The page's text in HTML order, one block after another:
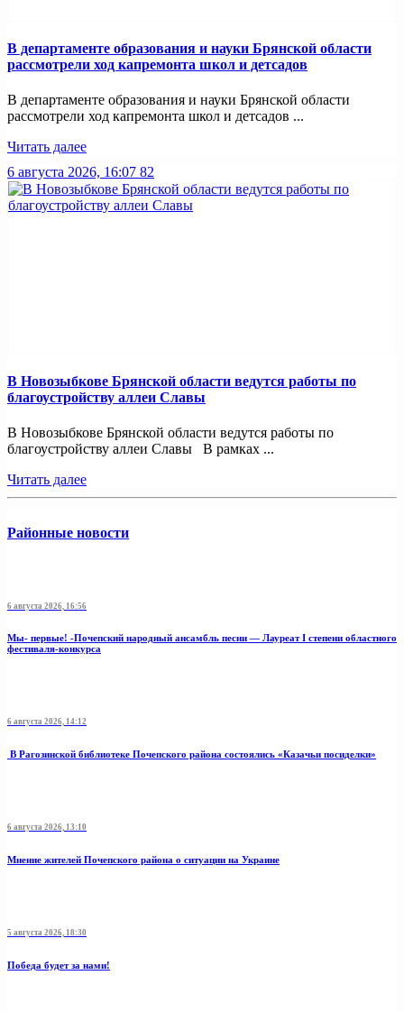
В департаменте образования и науки Брянской области
рассмотрели ход капремонта школ и детсадов
В департаменте образования и науки Брянской области
рассмотрели ход капремонта школ и детсадов ...
Читать далее
6 августа 2026, 16:07 82
В Новозыбкове Брянской области ведутся работы по
благоустройству аллеи Славы
В Новозыбкове Брянской области ведутся работы по
благоустройству аллеи Славы В рамках ...
Читать далее
Районные новости
6 августа 2026, 16:56
Мы- первые! -Почепский народный ансамбль песни — Лауреат I степени областного
фестиваля-конкурса
6 августа 2026, 14:12
В Рагозинской библиотеке Почепского района состоялись «Казачьи посиделки»
6 августа 2026, 13:10
Мнение жителей Почепского района о ситуации на Украине
5 августа 2026, 18:30
Победа будет за нами!